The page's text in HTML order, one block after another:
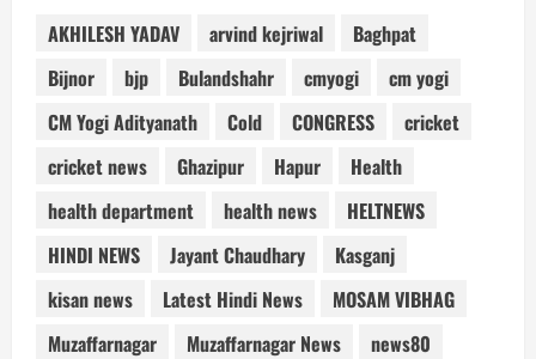
AKHILESH YADAV arvind kejriwal
Baghpat
Bijnor
bjp Bulandshahr cmyogi
cm yogi
CM Yogi Adityanath
Cold CONGRESS
cricket
cricket news
Ghazipur Hapur
Health
health department
health news
HELTNEWS
HINDI NEWS
Jayant Chaudhary
Kasganj
kisan news
Latest Hindi News
MOSAM VIBHAG
Muzaffarnagar
Muzaffarnagar News
news80